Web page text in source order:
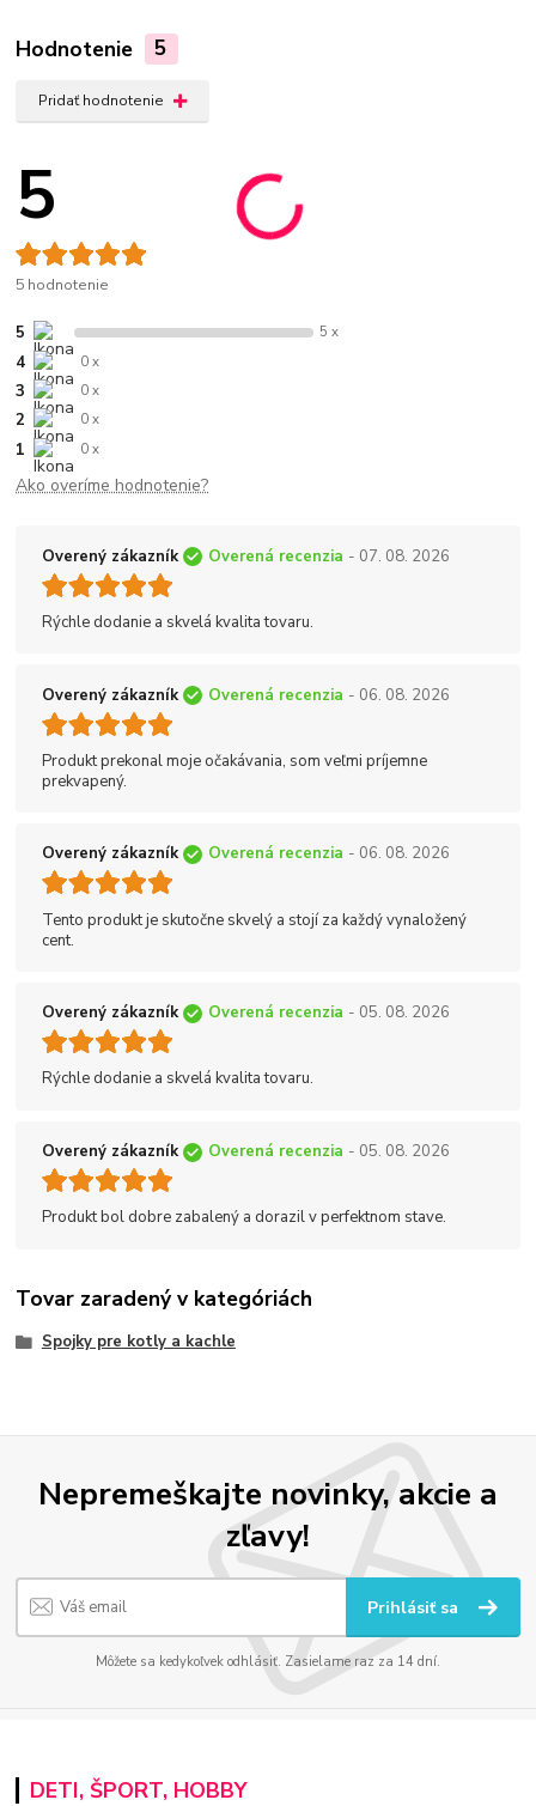
Hodnotenie 5
Pridať hodnotenie
5
5 hodnotenie
5 5 x
4 0 x
3 0 x
2 0 x
1 0 x
Ako overíme hodnotenie?
Overený zákazník Overená recenzia - 07. 08. 2026
Rýchle dodanie a skvelá kvalita tovaru.
Overený zákazník Overená recenzia - 06. 08. 2026
Produkt prekonal moje očakávania, som veľmi príjemne
prekvapený.
Overený zákazník Overená recenzia - 06. 08. 2026
Tento produkt je skutočne skvelý a stojí za každý vynaložený
cent.
Overený zákazník Overená recenzia - 05. 08. 2026
Rýchle dodanie a skvelá kvalita tovaru.
Overený zákazník Overená recenzia - 05. 08. 2026
Produkt bol dobre zabalený a dorazil v perfektnom stave.
Tovar zaradený v kategóriách
Spojky pre kotly a kachle
Nepremeškajte novinky, akcie a
zľavy!
Prihlásiť sa
Môžete sa kedykoľvek odhlásiť. Zasielame raz za 14 dní.
DETI, ŠPORT, HOBBY